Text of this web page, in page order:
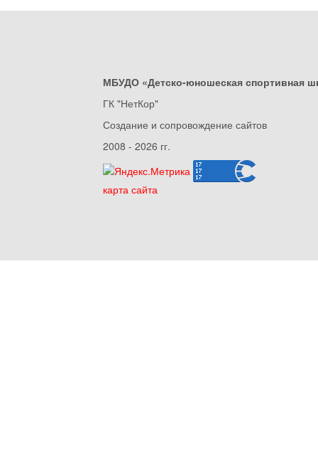
МБУДО «Детско-юношеская спортивная
ГК "НетКор"
Создание и сопровождение сайтов
2008 - 2026 гг.
карта сайта